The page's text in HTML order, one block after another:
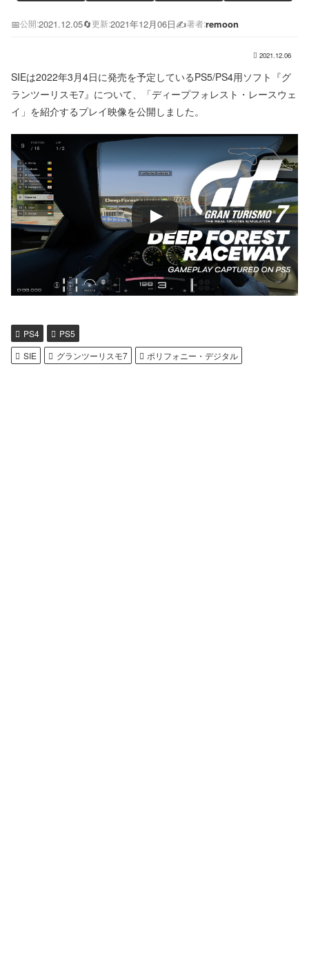
📅公開:2021.12.05🔄更新:2021年12月06日✍️著者:remoon
2021.12.06
SIEは2022年3月4日に発売を予定しているPS5/PS4用ソフト『グ
ランツーリスモ7』について、「ディープフォレスト・レースウェ
イ」を紹介するプレイ映像を公開しました。
PS4
PS5
SIE
グランツーリスモ7 ポリフォニー・デジタル